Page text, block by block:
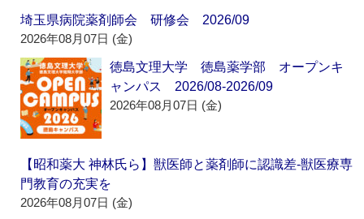
埼玉県病院薬剤師会 研修会 2026/09
2026年08月07日 (金)
徳島文理大学 徳島薬学部 オープンキ
ャンパス 2026/08-2026/09
2026年08月07日 (金)
【昭和薬大 神林氏ら】獣医師と薬剤師に認識差‐獣医療専
門教育の充実を
2026年08月07日 (金)